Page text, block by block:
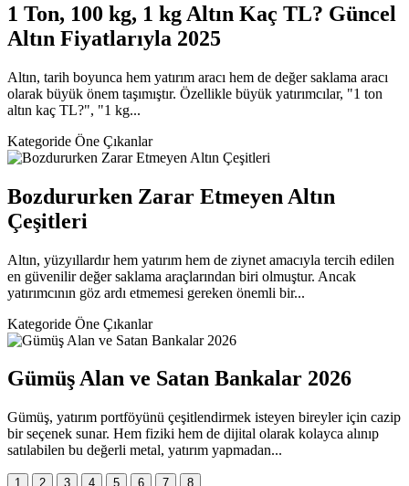
1 Ton, 100 kg, 1 kg Altın Kaç TL? Güncel
Altın Fiyatlarıyla 2025
Altın, tarih boyunca hem yatırım aracı hem de değer saklama aracı
olarak büyük önem taşımıştır. Özellikle büyük yatırımcılar, "1 ton
altın kaç TL?", "1 kg...
Kategoride Öne Çıkanlar
Bozdururken Zarar Etmeyen Altın
Çeşitleri
Altın, yüzyıllardır hem yatırım hem de ziynet amacıyla tercih edilen
en güvenilir değer saklama araçlarından biri olmuştur. Ancak
yatırımcının göz ardı etmemesi gereken önemli bir...
Kategoride Öne Çıkanlar
Gümüş Alan ve Satan Bankalar 2026
Gümüş, yatırım portföyünü çeşitlendirmek isteyen bireyler için cazip
bir seçenek sunar. Hem fiziki hem de dijital olarak kolayca alınıp
satılabilen bu değerli metal, yatırım yapmadan...
1 2 3 4 5 6 7 8